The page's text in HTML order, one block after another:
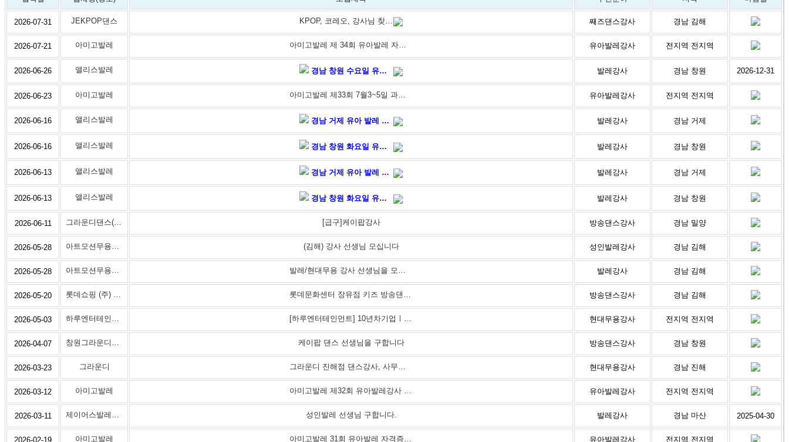
2026-07-31 JEKPOP댄스 째즈댄스강사 경남 김해
2026-07-21 아미고발레 유아발레강사 전지역 전지역
2026-06-26 앨리스발레 경남 창원 수요일 유아 발레 강사 모집(전사매출2위센터) 발레강사 경남 창원 2026-12-31
2026-06-23 아미고발레 유아발레강사 전지역 전지역
2026-06-16 앨리스발레 경남 거제 유아 발레 강사 모집 발레강사 경남 거제
2026-06-16 앨리스발레 경남 창원 화요일 유아 발레 강사 모집 발레강사 경남 창원
2026-06-13 앨리스발레 경남 거제 유아 발레 강사 모집 (토요일 수업) 발레강사 경남 거제
2026-06-13 앨리스발레 경남 창원 화요일 유아 발레 강사 모집 발레강사 경남 창원
2026-06-11 [급구]케이팝강사 방송댄스강사 경남 밀양
2026-05-28 (김해) 강사 선생님 모십니다 성인발레강사 경남 김해
2026-05-28 발레강사 경남 김해
2026-05-20 방송댄스강사 경남 김해
2026-05-03 현대무용강사 전지역 전지역
2026-04-07 케이팝 댄스 선생님을 구합니다 방송댄스강사 경남 창원
2026-03-23 그라운디 현대무용강사 경남 진해
2026-03-12 아미고발레 유아발레강사 전지역 전지역
2026-03-11 성인발레 선생님 구합니다. 발레강사 경남 마산 2025-04-30
2026-02-19 아미고발레 유아발레강사 전지역 전지역